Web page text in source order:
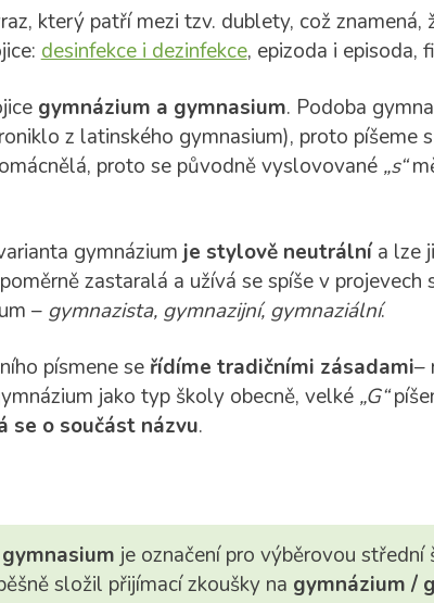
který patří mezi tzv. dublety, což
desinfekce i dezinfekce, epizoda i episoda,
gymnázium a gymnasium. Podoba
z latinského gymnasium), proto píšeme
proto se původně vyslovované „s“
gymnázium je stylově neutrálnía lze
zastaralá a užívá se spíše v
– gymnazista, gymnazijní, gymnaziální.
písmene seřídíme tradičními zásadami–
jako typ školy obecně, velké „G“
se o součást názvu.
je označení pro výběrovou
složil přijímací zkoušky na gymnázium /